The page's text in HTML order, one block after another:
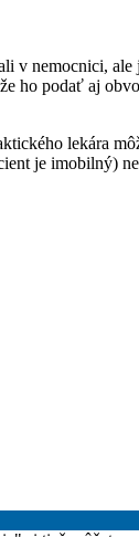
v nemocnici,
ho podať aj
lekára
je imobilný)